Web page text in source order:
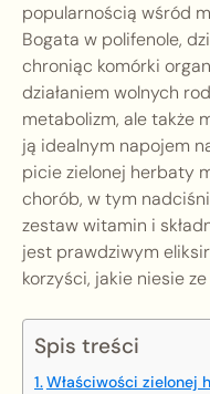
popularnością wśród
Bogata w polifenole,
chroniąc komórki
działaniem wolnych
metabolizm, ale także
ją idealnym napojem
picie zielonej herbaty
chorób, w tym
zestaw witamin i
jest prawdziwym
korzyści, jakie niesie
Spis treści
Właściwości zielonej